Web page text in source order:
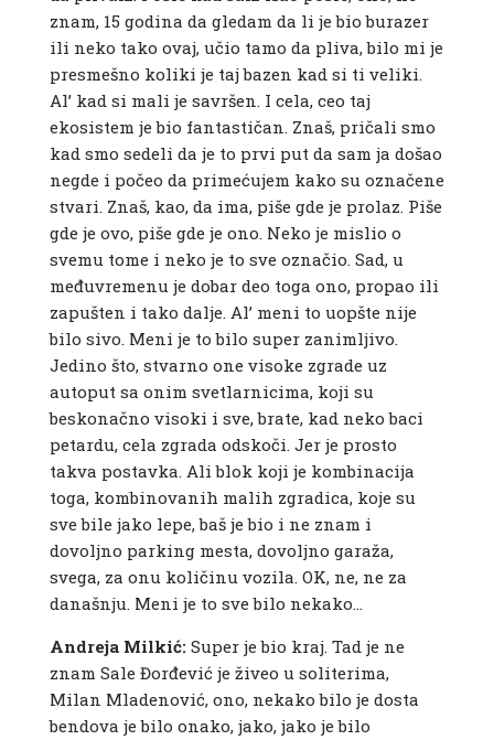
znam, 15 godina da gledam da li je bio burazer
ili neko tako ovaj, učio tamo da pliva, bilo mi je
presmešno koliki je taj bazen kad si ti veliki.
Al’ kad si mali je savršen. I cela, ceo taj
ekosistem je bio fantastičan. Znaš, pričali smo
kad smo sedeli da je to prvi put da sam ja došao
negde i počeo da primećujem kako su označene
stvari. Znaš, kao, da ima, piše gde je prolaz. Piše
gde je ovo, piše gde je ono. Neko je mislio o
svemu tome i neko je to sve označio. Sad, u
međuvremenu je dobar deo toga ono, propao ili
zapušten i tako dalje. Al’ meni to uopšte nije
bilo sivo. Meni je to bilo super zanimljivo.
Jedino što, stvarno one visoke zgrade uz
autoput sa onim svetlarnicima, koji su
beskonačno visoki i sve, brate, kad neko baci
petardu, cela zgrada odskoči. Jer je prosto
takva postavka. Ali blok koji je kombinacija
toga, kombinovanih malih zgradica, koje su
sve bile jako lepe, baš je bio i ne znam i
dovoljno parking mesta, dovoljno garaža,
svega, za onu količinu vozila. OK, ne, ne za
današnju. Meni je to sve bilo nekako…
Andreja Milkić: Super je bio kraj. Tad je ne
znam Sale Đorđević je živeo u soliterima,
Milan Mladenović, ono, nekako bilo je dosta
bendova je bilo onako, jako, jako je bilo